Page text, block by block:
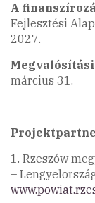
A
Fejlesztési
2027.
március 31.
1. Rzeszów
–